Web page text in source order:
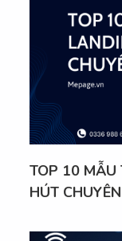
TOP 10 MẪU
HÚT